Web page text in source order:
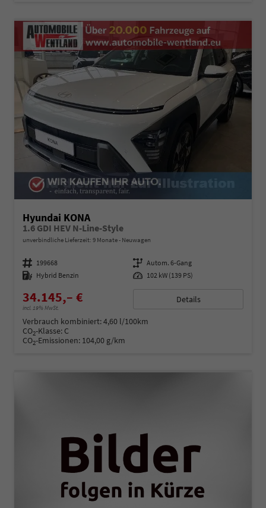
Hyundai KONA
1.6 GDI HEV N-Line-Style
unverbindliche Lieferzeit: 9 Monate Neuwagen
Fahrzeugnummer 199668 Getriebe Autom. 6-Gang
Kraftstoff Hybrid Benzin Leistung 102 kW (139 PS)
34.145,– €
incl. 19% MwSt.
Details
Verbrauch kombiniert:4,60 l/100km
CO2-Klasse: C
CO2-Emissionen: 104,00 g/km